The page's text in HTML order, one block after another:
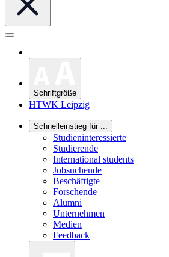
Schriftgröße
HTWK Leipzig
Schnelleinstieg für ...
Studieninteressierte
Studierende
International students
Jobsuchende
Beschäftigte
Forschende
Alumni
Unternehmen
Medien
Feedback